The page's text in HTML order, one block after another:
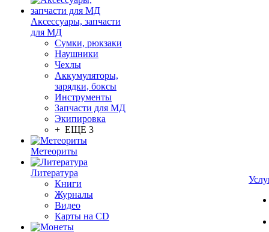
Аксессуары, запчасти
для МД
Сумки, рюкзаки
Наушники
Чехлы
Аккумуляторы,
зарядки, боксы
Инструменты
Запчасти для МД
Экипировка
+ ЕЩЕ 3
Метеориты
Литература
Книги
Журналы
Видео
Карты на CD